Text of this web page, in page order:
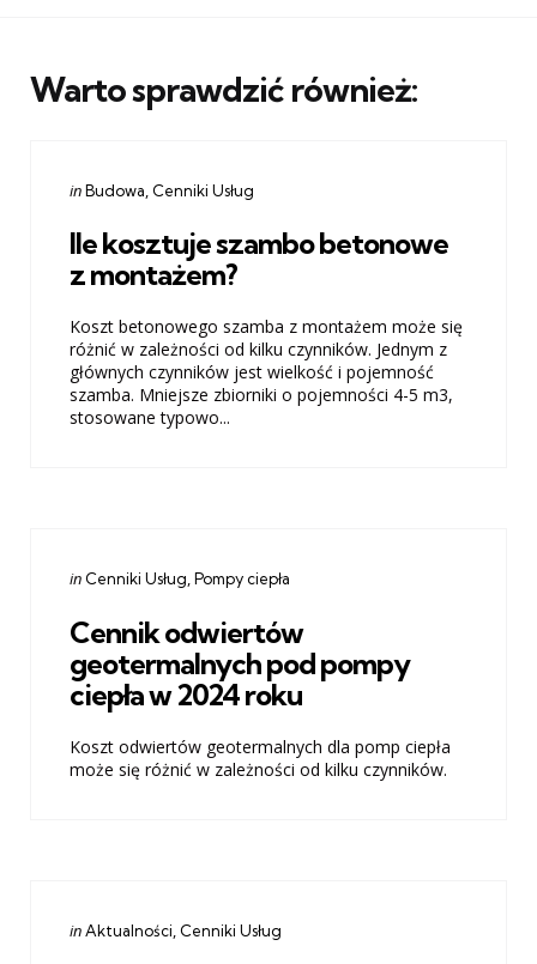
Warto sprawdzić również:
Categories
Posted
inBudowa Cenniki Usług
Ile kosztuje szambo betonowe
z montażem?
Koszt betonowego szamba z montażem może się
różnić w zależności od kilku czynników. Jednym z
głównych czynników jest wielkość i pojemność
szamba. Mniejsze zbiorniki o pojemności 4-5 m3,
stosowane typowo...
Categories
Posted
in Cenniki Usług Pompy ciepła
Cennik odwiertów
geotermalnych pod pompy
ciepła w 2024 roku
Koszt odwiertów geotermalnych dla pomp ciepła
może się różnić w zależności od kilku czynników.
Categories
Posted
inAktualności Cenniki Usług